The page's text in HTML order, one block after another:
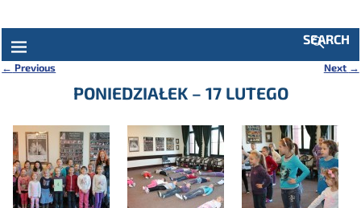
SEARCH
← Previous Next →
PONIEDZIAŁEK – 17 LUTEGO